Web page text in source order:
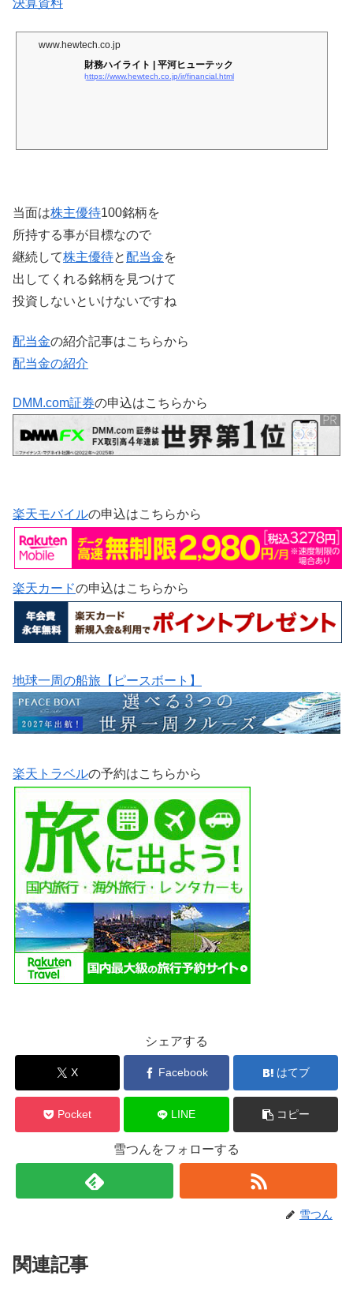
www.hewtech.co.jp
財務ハイライト | 平河ヒューテック
https://www.hewtech.co.jp/ir/financial.html
当面は株主優待100銘柄を
所持する事が目標なので
継続して株主優待と配当金を
出してくれる銘柄を見つけて
投資しないといけないですね
配当金の紹介記事はこちらから
配当金の紹介
DMM.com証券の申込はこちらから
楽天モバイルの申込はこちらから
楽天カードの申込はこちらから
地球一周の船旅【ピースボート】
楽天トラベルの予約はこちらから
シェアする
X Facebook はてブ
Pocket LINE コピー
雪つんをフォローする
雪つん
関連記事